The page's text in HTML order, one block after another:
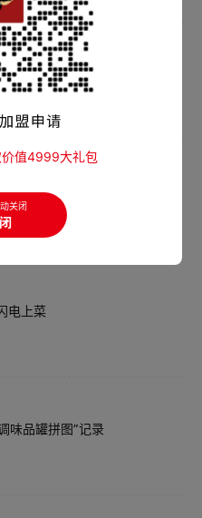
将”全新升级
电上菜
味品罐拼图”记录
值4999大礼包
关闭